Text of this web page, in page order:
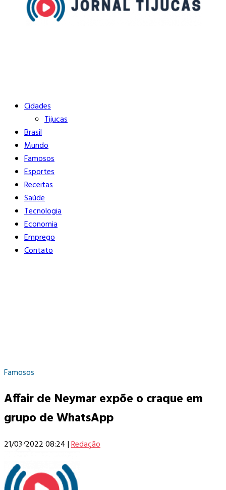
Buscar
Cidades
Tijucas
Brasil
Mundo
Famosos
Esportes
Receitas
Saúde
Tecnologia
Economia
Emprego
Contato
Famosos
Affair de Neymar expõe o craque em
grupo de WhatsApp
21/03/2022 08:24|Redação